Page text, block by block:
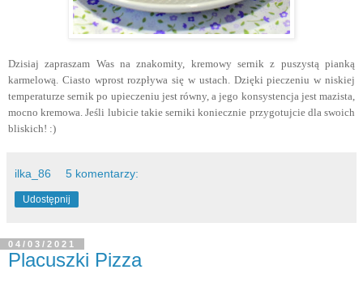
Dzisiaj zapraszam Was na znakomity, kremowy sernik z puszystą pianką
karmelową. Ciasto wprost rozpływa się w ustach. Dzięki pieczeniu w niskiej
temperaturze sernik po upieczeniu jest równy, a jego konsystencja jest mazista,
mocno kremowa. Jeśli lubicie takie serniki koniecznie przygotujcie dla swoich
bliskich! :)
ilka_86 5 komentarzy:
Udostępnij
04/03/2021
Placuszki Pizza